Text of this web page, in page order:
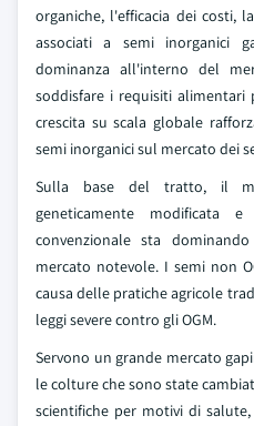
organiche, l'efficacia dei costi,
associati a semi inorganici
dominanza all'interno del
soddisfare i requisiti
crescita su scala globale
semi inorganici sul mercato dei
Sulla base del tratto, il
geneticamente modificata
convenzionale sta
mercato notevole. I semi non
causa delle pratiche agricole
leggi severe contro gli OGM.
Servono un grande mercato
le colture che sono state
scientifiche per motivi di